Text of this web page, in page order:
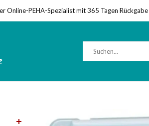
Online-PEHA-Spezialist mit 365 Tagen